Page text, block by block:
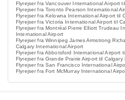
Flyrejser fra Vancouver International Airport
Flyrejser fra Toronto Pearson International
Flyrejser fra Kelowna International Airport til
Flyrejser fra Victoria International Airport til
Flyrejser fra Montréal Pierre Elliott Trudeau
International Airport
Flyrejser fra Winnipeg James Armstrong
Calgary International Airport
Flyrejser fra Abbotsford International Airport
Flyrejser fra Grande Prairie Airport til
Flyrejser fra San Francisco International
Flyrejser fra Fort McMurray International